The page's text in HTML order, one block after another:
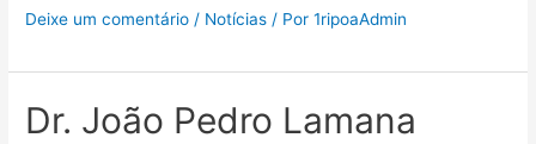
Deixe um comentário / Notícias / Por1ripoaAdmin
Dr. João Pedro Lamana